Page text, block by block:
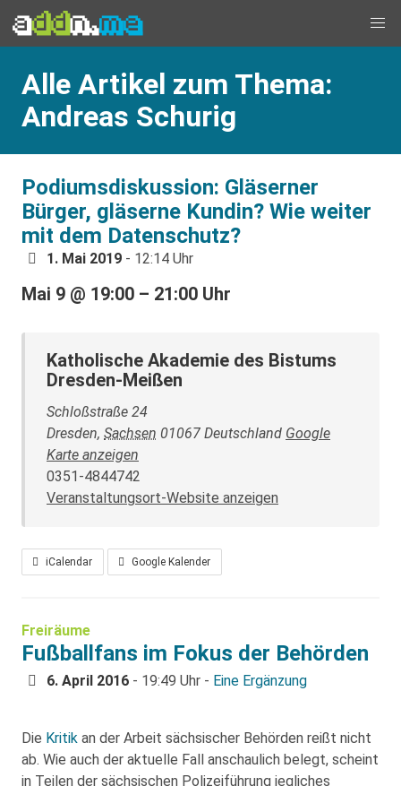
Alle Artikel zum Thema:
Andreas Schurig
Podiumsdiskussion: Gläserner
Bürger, gläserne Kundin? Wie weiter
mit dem Datenschutz?
1. Mai 2019 - 12:14 Uhr
Mai 9 @ 19:00 – 21:00 Uhr
Katholische Akademie des Bistums
Dresden-Meißen
Schloßstraße 24
Dresden, Sachsen 01067 Deutschland Google
Karte anzeigen
0351-4844742
Veranstaltungsort-Website anzeigen
iCalendar Google Kalender
Freiräume
Fußballfans im Fokus der Behörden
6. April 2016 - 19:49 Uhr - Eine Ergänzung
Die Kritik an der Arbeit sächsischer Behörden reißt nicht
ab. Wie auch der aktuelle Fall anschaulich belegt, scheint
in Teilen der sächsischen Polizeiführung jegliches